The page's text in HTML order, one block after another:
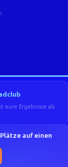
eure Ergebnisse als
auf einen